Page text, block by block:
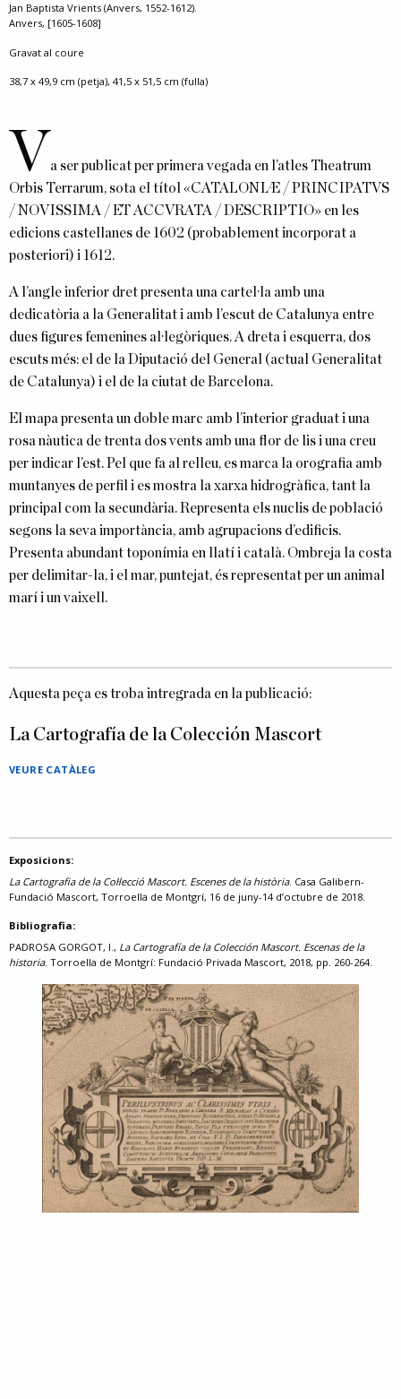
Jan Baptista Vrients (Anvers, 1552-1612).
Anvers, [1605-1608]
Gravat al coure
38,7 x 49,9 cm (petja), 41,5 x 51,5 cm (fulla)
V a ser publicat per primera vegada en l’atles Theatrum
Orbis Terrarum, sota el títol «CATALONIÆ / PRINCIPATVS
/ NOVISSIMA / ET ACCVRATA / DESCRIPTIO» en les
edicions castellanes de 1602 (probablement incorporat a
posteriori) i 1612.
A l’angle inferior dret presenta una cartel·la amb una
dedicatòria a la Generalitat i amb l’escut de Catalunya entre
dues figures femenines al·legòriques. A dreta i esquerra, dos
escuts més: el de la Diputació del General (actual Generalitat
de Catalunya) i el de la ciutat de Barcelona.
El mapa presenta un doble marc amb l’interior graduat i una
rosa nàutica de trenta dos vents amb una flor de lis i una creu
per indicar l’est. Pel que fa al relleu, es marca la orografia amb
muntanyes de perfil i es mostra la xarxa hidrogràfica, tant la
principal com la secundària. Representa els nuclis de població
segons la seva importància, amb agrupacions d’edificis.
Presenta abundant toponímia en llatí i català. Ombreja la costa
per delimitar-la, i el mar, puntejat, és representat per un animal
marí i un vaixell.
Aquesta peça es troba intregrada en la publicació:
La Cartografía de la Colección Mascort
VEURE CATÀLEG
Exposicions:
La Cartografia de la Col·lecció Mascort. Escenes de la història. Casa Galibern-
Fundació Mascort, Torroella de Montgrí, 16 de juny-14 d’octubre de 2018.
Bibliografia:
PADROSA GORGOT, I., La Cartografía de la Colección Mascort. Escenas de la
historia. Torroella de Montgrí: Fundació Privada Mascort, 2018, pp. 260-264.